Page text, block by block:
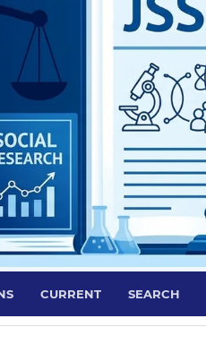
CURRENT SEARCH